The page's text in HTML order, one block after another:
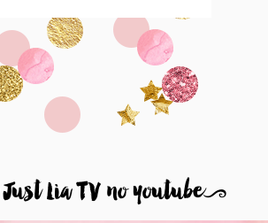
Lia TV no youtube9